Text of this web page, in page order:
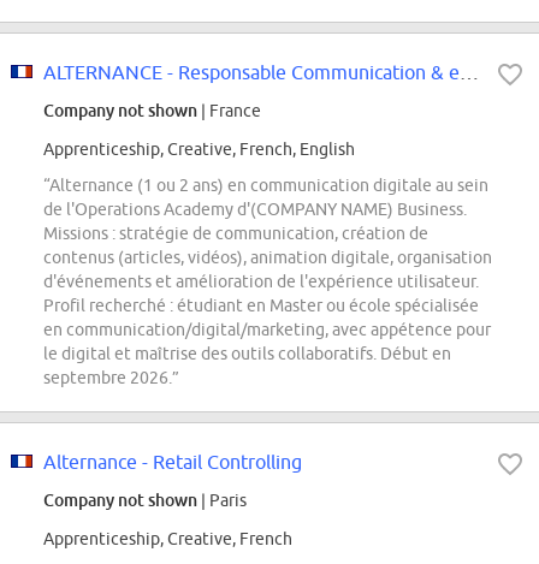
Company not shown | France
Apprenticeship, Creative, French, English
“Alternance (1 ou 2 ans) en communication digitale au sein
de l'Operations Academy d'(COMPANY NAME) Business.
Missions : stratégie de communication, création de
contenus (articles, vidéos), animation digitale, organisation
d'événements et amélioration de l'expérience utilisateur.
Profil recherché : étudiant en Master ou école spécialisée
en communication/digital/marketing, avec appétence pour
le digital et maîtrise des outils collaboratifs. Début en
septembre 2026.”
Alternance - Retail Controlling
Company not shown | Paris
Apprenticeship, Creative, French